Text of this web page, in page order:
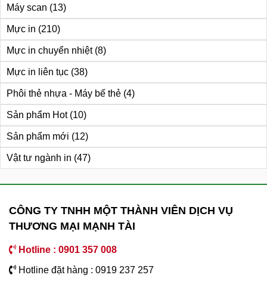
Máy scan (13)
Mực in (210)
Mực in chuyển nhiệt (8)
Mực in liên tục (38)
Phôi thẻ nhựa - Máy bế thẻ (4)
Sản phẩm Hot (10)
Sản phẩm mới (12)
Vật tư ngành in (47)
CÔNG TY TNHH MỘT THÀNH VIÊN DỊCH VỤ
THƯƠNG MẠI MẠNH TÀI
Hotline : 0901 357 008
Hotline đặt hàng : 0919 237 257